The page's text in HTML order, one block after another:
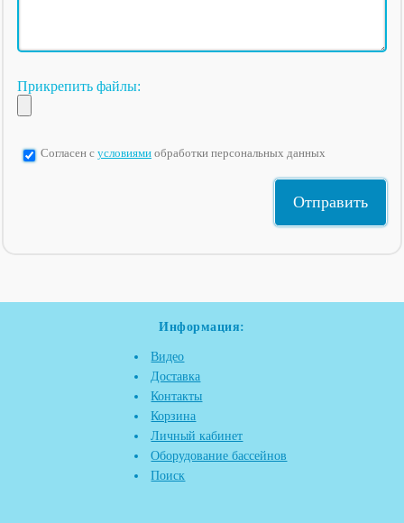
Прикрепить файлы:
Согласен с условиями обработки персональных данных
Информация:
Видео
Доставка
Контакты
Корзина
Личный кабинет
Оборудование бассейнов
Поиск